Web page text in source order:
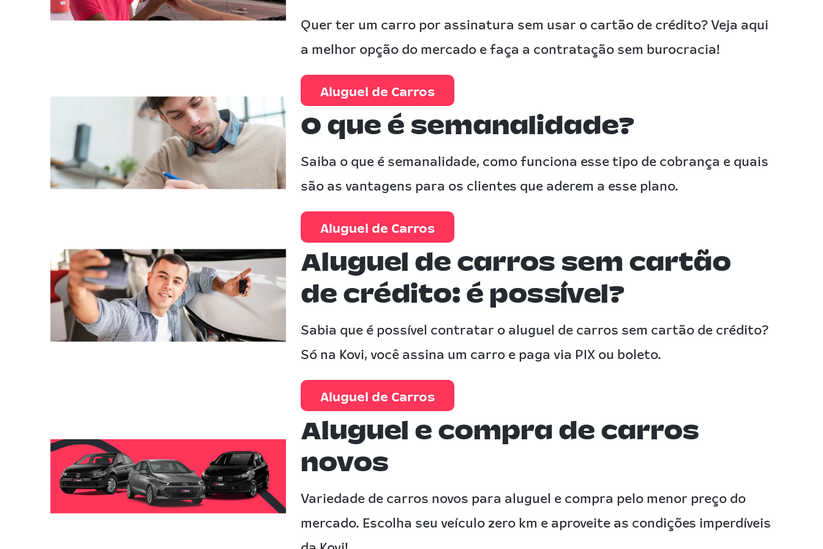
Quer ter um carro por assinatura sem usar o cartão de crédito? Veja aqui
a melhor opção do mercado e faça a contratação sem burocracia!
Aluguel de Carros
O que é semanalidade?
Saiba o que é semanalidade, como funciona esse tipo de cobrança e quais
são as vantagens para os clientes que aderem a esse plano.
Aluguel de Carros
Aluguel de carros sem cartão
de crédito: é possível?
Sabia que é possível contratar o aluguel de carros sem cartão de crédito?
Só na Kovi, você assina um carro e paga via PIX ou boleto.
Aluguel de Carros
Aluguel e compra de carros
novos
Variedade de carros novos para aluguel e compra pelo menor preço do
mercado. Escolha seu veículo zero km e aproveite as condições imperdíveis